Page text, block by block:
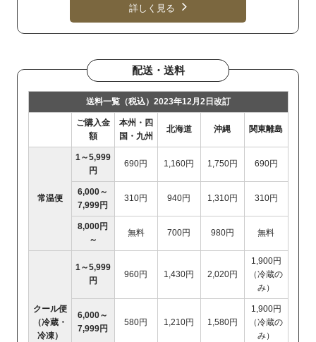
詳しく見る
配送・送料
送料一覧（税込）2023年12月2日改訂
ご購入金
額
本州・四
国・九州
北海道 沖縄 関東離島
常温便
1～5,999
円
690円 1,160円 1,750円 690円
6,000～
7,999円
310円 940円 1,310円 310円
8,000円
～
無料 700円 980円 無料
クール便
（冷蔵・
冷凍）
1～5,999
円
960円 1,430円 2,020円
1,900円
（冷蔵の
み）
6,000～
7,999円
580円 1,210円 1,580円
1,900円
（冷蔵の
み）